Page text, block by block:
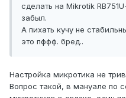
сделать на Mikrotik
забыл.
А пихать кучу не
это пффф. бред..
Настройка микротика не
Вопрос такой, в мануале по